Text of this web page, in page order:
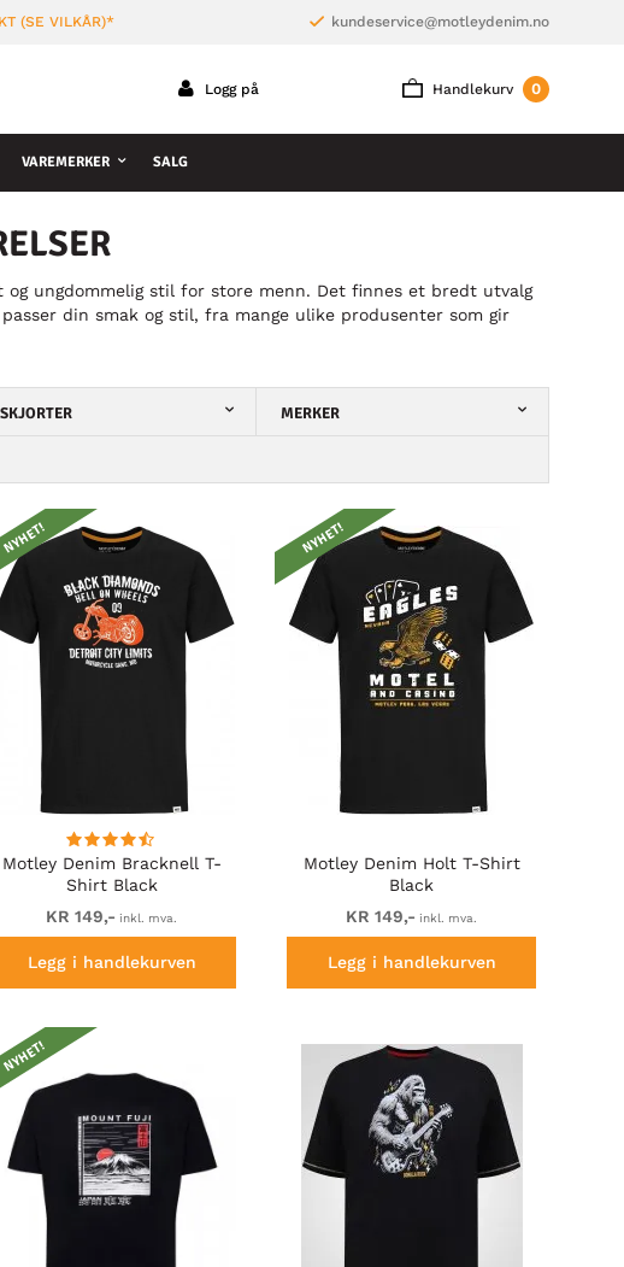
(SE VILKÅR)* kundeservice@motleydenim.no
Handlekurv 0
Logg på
VAREMERKER SALG
ungdommelig stil for store menn. Det finnes et bredt utvalg
din smak og stil, fra mange ulike produsenter som gir
MERKER
Motley Denim Bracknell T-
Shirt Black
NYHET!
KR 149,- inkl. mva.
Legg i handlekurven
Motley Denim Holt T-Shirt
Black
NYHET!
KR 149,- inkl. mva.
Legg i handlekurven
NYHET!